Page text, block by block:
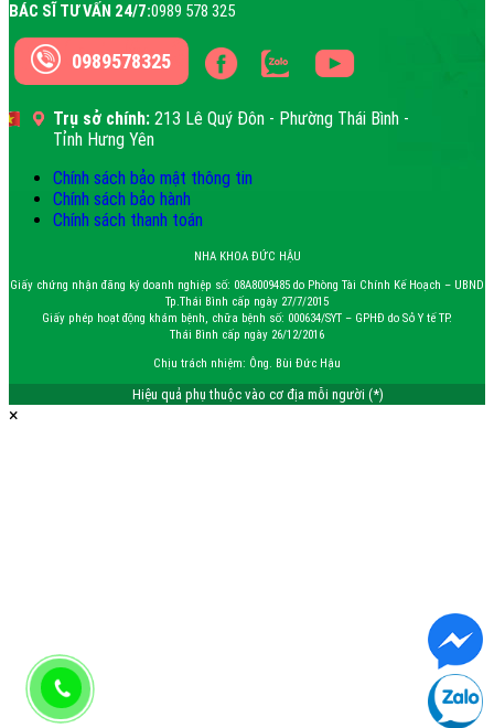
BÁC SĨ TƯ VẤN 24/7:0989 578 325
0989578325
Trụ sở chính: 213 Lê Quý Đôn - Phường Thái Bình -
Tỉnh Hưng Yên
Chính sách bảo mật thông tin
Chính sách bảo hành
Chính sách thanh toán
NHA KHOA ĐỨC HẬU
Giấy chứng nhận đăng ký doanh nghiệp số: 08A8009485 do Phòng Tài Chính Kế Hoạch – UBND
Tp.Thái Bình cấp ngày 27/7/2015
Giấy phép hoạt động khám bệnh, chữa bệnh số: 000634/SYT – GPHĐ do Sở Y tế TP.
Thái Bình cấp ngày 26/12/2016
Chịu trách nhiệm: Ông. Bùi Đức Hậu
Hiệu quả phụ thuộc vào cơ địa mỗi người (*)
×